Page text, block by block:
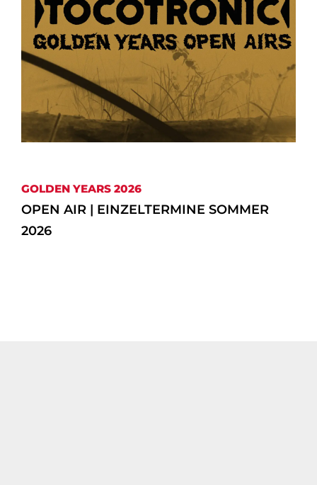
GOLDEN YEARS 2026
OPEN AIR | EINZELTERMINE SOMMER
2026